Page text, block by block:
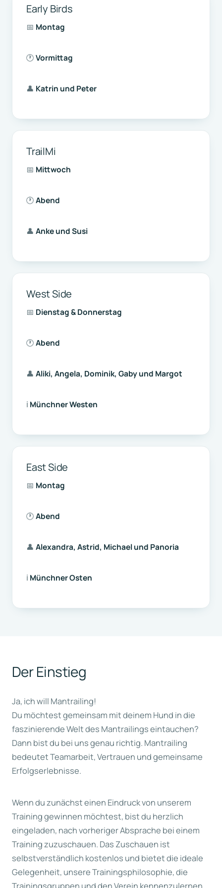
Early Birds
📅 Montag
🕐Vormittag
👤 Katrin und Peter
TrailMi
📅 Mittwoch
🕐Abend
👤 Anke und Susi
West Side
📅 Dienstag & Donnerstag
🕐Abend
👤 Aliki, Angela, Dominik, Gaby und Margot
ℹ️ Münchner Westen
East Side
📅 Montag
🕐Abend
👤 Alexandra, Astrid, Michael und Panoria
ℹ️ Münchner Osten
Der Einstieg
Ja, ich will Mantrailing!
Du möchtest gemeinsam mit deinem Hund in die
faszinierende Welt des Mantrailings eintauchen?
Dann bist du bei uns genau richtig. Mantrailing
bedeutet Teamarbeit, Vertrauen und gemeinsame
Erfolgserlebnisse.
Wenn du zunächst einen Eindruck von unserem
Training gewinnen möchtest, bist du herzlich
eingeladen, nach vorheriger Absprache bei einem
Training zuzuschauen. Das Zuschauen ist
selbstverständlich kostenlos und bietet die ideale
Gelegenheit, unsere Trainingsphilosophie, die